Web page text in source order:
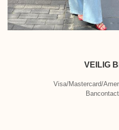
VEILIG
Visa/Mastercard/